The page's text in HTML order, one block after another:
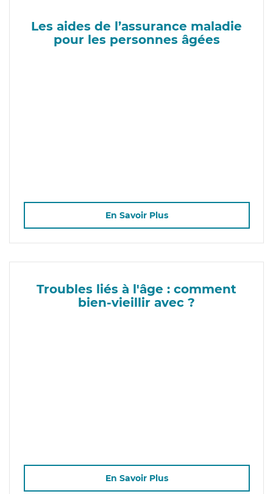
Les aides de l’assurance maladie
pour les personnes âgées
En Savoir Plus
Troubles liés à l'âge : comment
bien-vieillir avec ?
En Savoir Plus